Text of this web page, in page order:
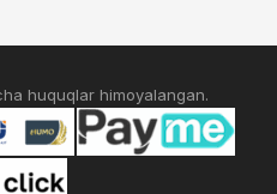
huquqlar himoyalangan.